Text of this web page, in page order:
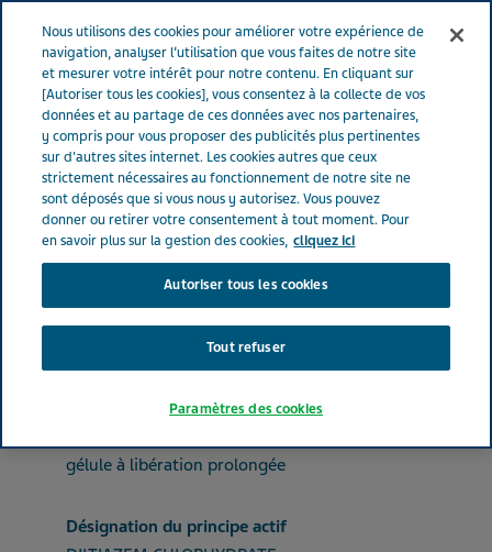
Menu
France Nos Produits
DILTIAZEM TEVA SANTE LP® 300 mg (bte
de 84)
DILTIAZEM TEVA SANTE
LP® 300 mg (bte de 84)
DILTIAZEM CHLORHYDRATE
gélule à libération prolongée
Désignation du principe actif
Nous utilisons des cookies pour améliorer votre expérience de
navigation, analyser l’utilisation que vous faites de notre site
et mesurer votre intérêt pour notre contenu. En cliquant sur
[Autoriser tous les cookies], vous consentez à la collecte de vos
données et au partage de ces données avec nos partenaires,
y compris pour vous proposer des publicités plus pertinentes
sur d'autres sites internet. Les cookies autres que ceux
strictement nécessaires au fonctionnement de notre site ne
sont déposés que si vous nous y autorisez. Vous pouvez
donner ou retirer votre consentement à tout moment. Pour
en savoir plus sur la gestion des cookies, cliquez ici
Autoriser tous les cookies
Tout refuser
Paramètres des cookies